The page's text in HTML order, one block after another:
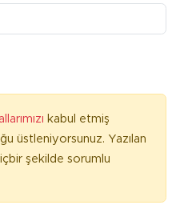
kabul etmiş
üstleniyorsunuz. Yazılan
şekilde sorumlu